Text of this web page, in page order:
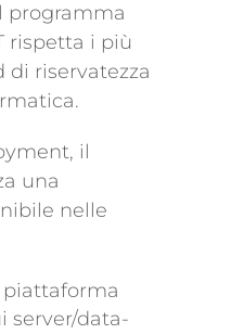
programma
rispetta i più
riservatezza
il
una
nelle
piattaforma
server/data-